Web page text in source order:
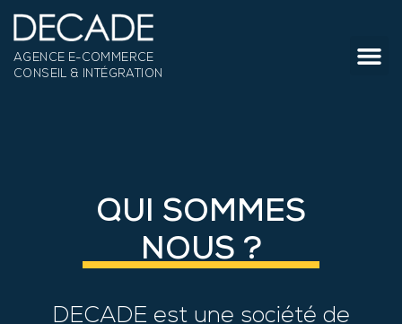
AGENCE E-COMMERCE
CONSEIL & INTÉGRATION
QUI SOMMES
NOUS ?
DECADE est une société de